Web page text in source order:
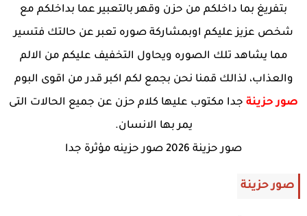
بتفريغ بما داخلكم من حزن وقهر بالتعبير عما بداخلكم مع
شخص عزيز عليكم اوبمشاركة صوره تعبر عن حالتك فتسير
مما يشاهد تلك الصوره ويحاول التخفيف عليكم من الالم
والعذاب، لذالك قمنا نحن بجمع لكم اكبر قدر من اقوى البوم
صور حزينة جدا مكتوب عليها كلام حزن عن جميع الحالات التى
يمر بها الانسان.
صور حزينة 2026 صور حزينه مؤثرة جدا
صور حزينة